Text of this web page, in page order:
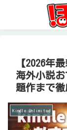
【2026年
海外小説
題作まで
Kindle Unlimited